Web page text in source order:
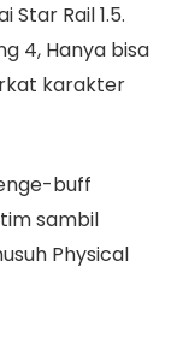
Rail 1.5.
4, Hanya bisa
karakter
buff
sambil
Physical